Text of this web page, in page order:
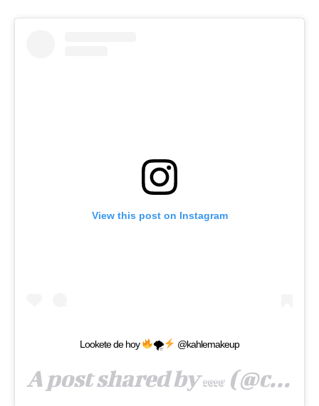
View this post on Instagram
Lookete de hoy 🌪 @kahlemakeup
A post shared by𝕷𝕰𝕷𝕰’ (@candelariatinelli) on